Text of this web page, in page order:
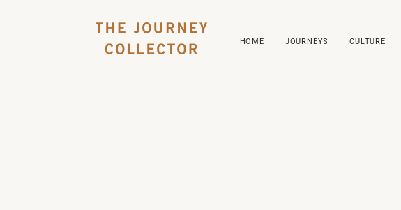
HOME JOURNEYS CULTURE